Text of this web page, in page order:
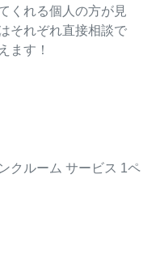
くれる個人の方が見
それぞれ直接相談で
ます！
クルーム サービス 1ペ